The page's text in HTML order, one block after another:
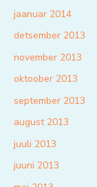
jaanuar 2014
detsember 2013
november 2013
oktoober 2013
september 2013
august 2013
juuli 2013
juuni 2013